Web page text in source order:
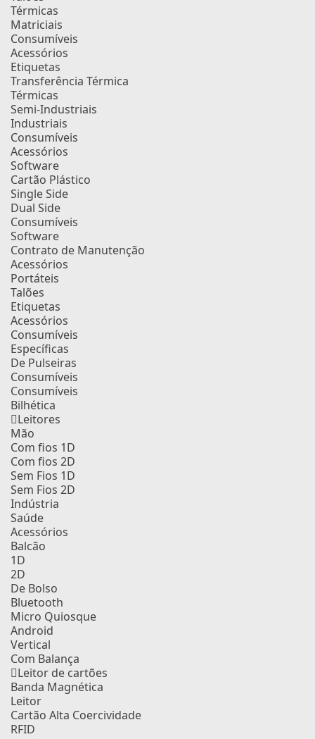
Térmicas
Matriciais
Consumíveis
Acessórios
Etiquetas
Transferência Térmica
Térmicas
Semi-Industriais
Industriais
Consumíveis
Acessórios
Software
Cartão Plástico
Single Side
Dual Side
Consumíveis
Software
Contrato de Manutenção
Acessórios
Portáteis
Talões
Etiquetas
Acessórios
Consumíveis
Específicas
De Pulseiras
Consumíveis
Consumíveis
Bilhética
Leitores
Mão
Com fios 1D
Com fios 2D
Sem Fios 1D
Sem Fios 2D
Indústria
Saúde
Acessórios
Balcão
1D
2D
De Bolso
Bluetooth
Micro Quiosque
Android
Vertical
Com Balança
Leitor de cartões
Banda Magnética
Leitor
Cartão Alta Coercividade
RFID